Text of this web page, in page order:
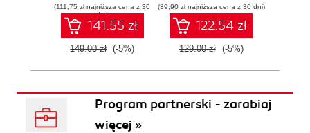
(111,75 zł najniższa cena z 30
dni)
141.55 zł
149.00 zł (-5%)
(39,90 zł najniższa cena z 30 dni)
122.54 zł
129.00 zł (-5%)
Program partnerski - zarabiaj
więcej »